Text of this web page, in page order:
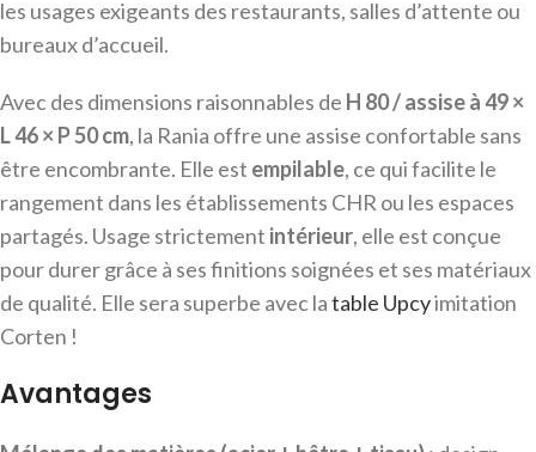
les usages exigeants des restaurants, salles d’attente ou
bureaux d’accueil.
Avec des dimensions raisonnables de H 80 / assise à 49 ×
L 46 × P 50 cm, la Rania offre une assise confortable sans
être encombrante. Elle est empilable, ce qui facilite le
rangement dans les établissements CHR ou les espaces
partagés. Usage strictement intérieur, elle est conçue
pour durer grâce à ses finitions soignées et ses matériaux
de qualité. Elle sera superbe avec latable Upcyimitation
Corten !
Avantages